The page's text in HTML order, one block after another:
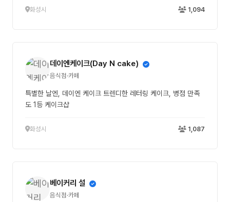
화성시 1,094
데이엔케이크(Day N cake)
음식점·카페
특별한 날엔, 데이엔 케이크 트렌디한 레터링 케이크, 병점 만족
도 1등 케이크샵
화성시 1,087
베이커리 설
음식점·카페